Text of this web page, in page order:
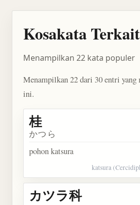
Kosakata Terkait
Menampilkan 22 kata populer
Menampilkan 22 dari 30 entri yang
ini.
桂
かつら
pohon katsura
katsura
カツラ科